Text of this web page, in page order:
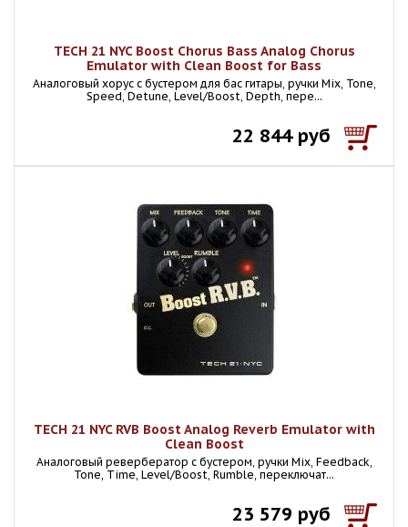
TECH 21 NYC Boost Chorus Bass Analog Chorus
Emulator with Clean Boost for Bass
Аналоговый хорус с бустером для бас гитары, ручки Mix, Tone,
Speed, Detune, Level/Boost, Depth, пере...
22 844 руб
TECH 21 NYC RVB Boost Analog Reverb Emulator with
Clean Boost
Аналоговый ревербератор с бустером, ручки Mix, Feedback,
Tone, Time, Level/Boost, Rumble, переключат...
23 579 руб